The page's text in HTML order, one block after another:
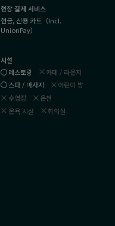
현장 결제 서비스
현금, 신용 카드（Incl.
UnionPay）
시설
레스토랑
카페 / 라운지
스파 / 마사지
어린이 방
수영장
온천
온욕 시설
회의실